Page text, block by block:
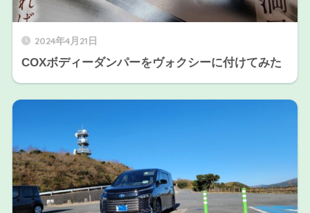
2024年4月21日
COXボディーダンパーをヴォクシーに付けてみた